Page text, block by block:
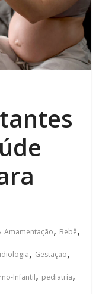
Amamentação, Bebê,
, Gestação,
Infantil, pediatria,